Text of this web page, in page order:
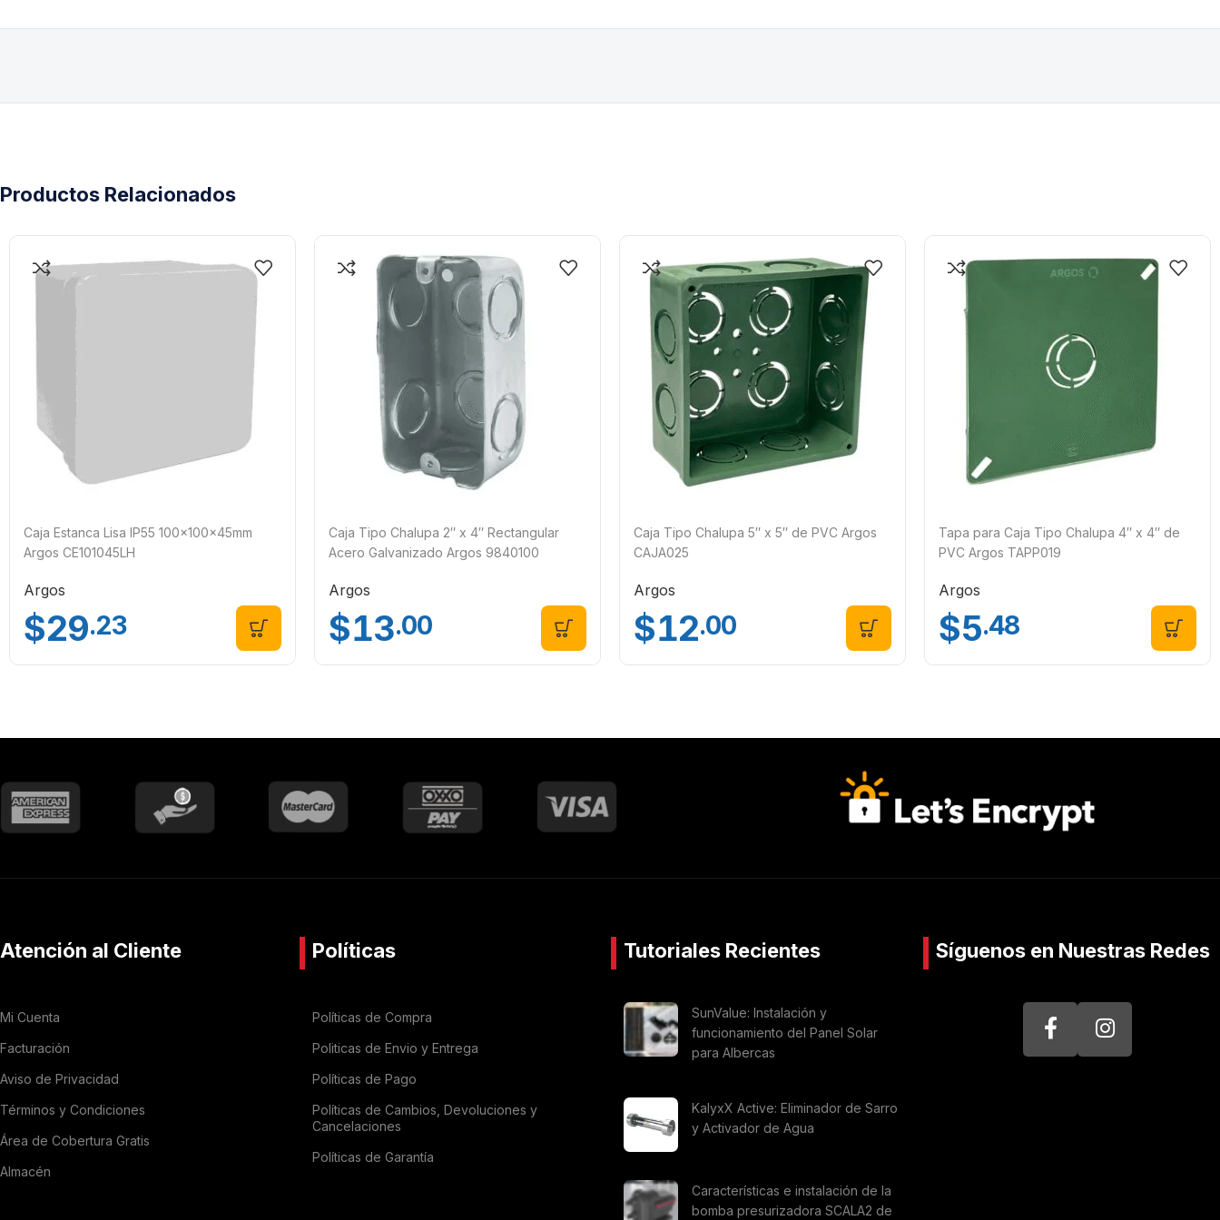
Productos Relacionados
Caja Estanca Lisa IP55 100x100x45mm
Argos CE101045LH
Argos
$29.23
Caja Tipo Chalupa 2″ x 4″ Rectangular
Acero Galvanizado Argos 9840100
Argos
$13.00
Caja Tipo Chalupa 5″ x 5″ de PVC Argos
CAJA025
Argos
$12.00
Tapa para Caja Tipo Chalupa 4″ x 4″ de
PVC Argos TAPP019
Argos
$5.48
Atención al Cliente
Mi Cuenta
Facturación
Aviso de Privacidad
Términos y Condiciones
Área de Cobertura Gratis
Almacén
Políticas
Políticas de Compra
Politicas de Envio y Entrega
Políticas de Pago
Políticas de Cambios, Devoluciones y
Cancelaciones
Políticas de Garantía
Tutoriales Recientes
SunValue: Instalación y
funcionamiento del Panel Solar
para Albercas
KalyxX Active: Eliminador de Sarro
y Activador de Agua
Características e instalación de la
bomba presurizadora SCALA2 de
Síguenos en Nuestras Redes